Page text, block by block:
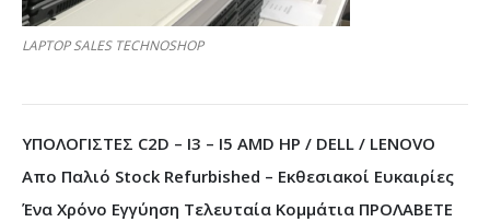
LAPTOP SALES TECHNOSHOP
ΥΠΟΛΟΓΙΣΤΕΣ C2D – I3 – I5 AMD HP / DELL / LENOVO
Απο Παλιό Stock Refurbished – Εκθεσιακοί Ευκαιρίες
Ένα Χρόνο Εγγύηση Τελευταία Κομμάτια ΠΡΟΛΑΒΕΤΕ